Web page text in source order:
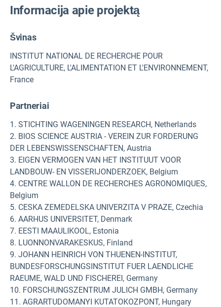
Informacija apie projektą
Švinas
INSTITUT NATIONAL DE RECHERCHE POUR
L'AGRICULTURE, L'ALIMENTATION ET L'ENVIRONNEMENT,
France
Partneriai
1. STICHTING WAGENINGEN RESEARCH, Netherlands
2. BIOS SCIENCE AUSTRIA - VEREIN ZUR FORDERUNG
DER LEBENSWISSENSCHAFTEN, Austria
3. EIGEN VERMOGEN VAN HET INSTITUUT VOOR
LANDBOUW- EN VISSERIJONDERZOEK, Belgium
4. CENTRE WALLON DE RECHERCHES AGRONOMIQUES,
Belgium
5. CESKA ZEMEDELSKA UNIVERZITA V PRAZE, Czechia
6. AARHUS UNIVERSITET, Denmark
7. EESTI MAAULIKOOL, Estonia
8. LUONNONVARAKESKUS, Finland
9. JOHANN HEINRICH VON THUENEN-INSTITUT,
BUNDESFORSCHUNGSINSTITUT FUER LAENDLICHE
RAEUME, WALD UND FISCHEREI, Germany
10. FORSCHUNGSZENTRUM JULICH GMBH, Germany
11. AGRARTUDOMANYI KUTATOKOZPONT, Hungary